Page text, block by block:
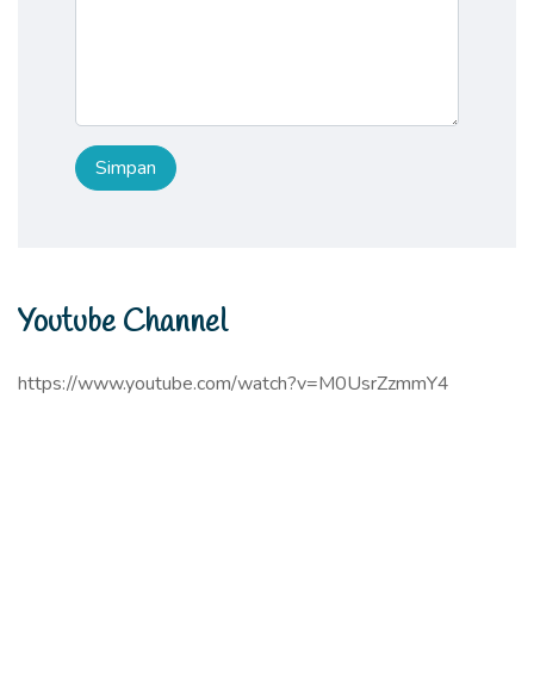
Youtube Channel
https://www.youtube.com/watch?v=M0UsrZzmmY4